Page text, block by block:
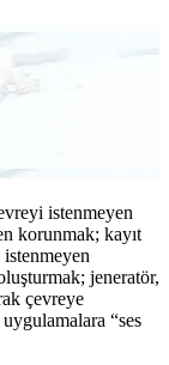
istenmeyen
korunmak; kayıt
jeneratör,
çevreye
“ses